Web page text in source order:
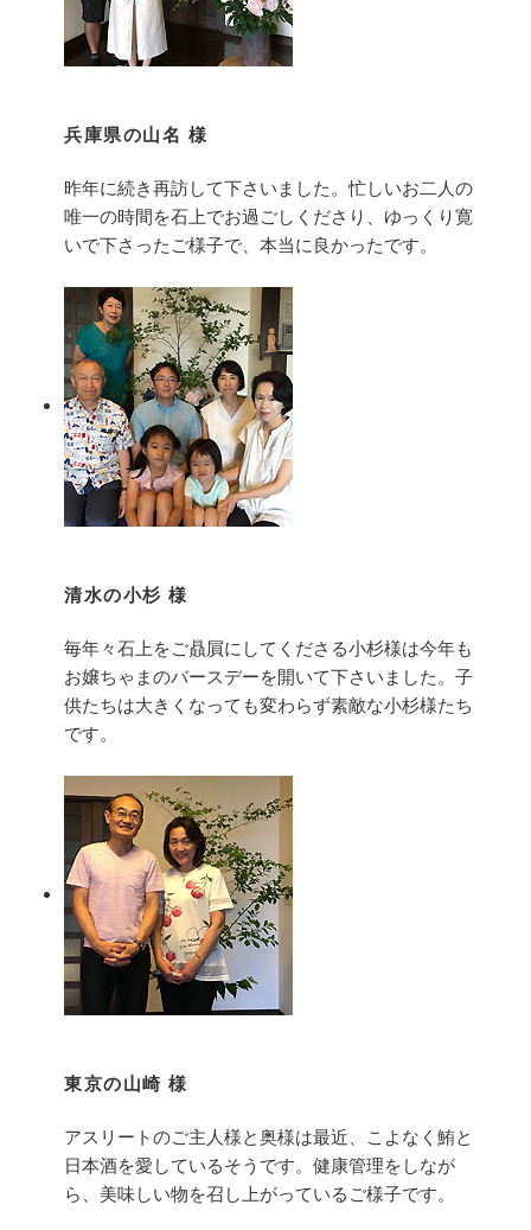
兵庫県の山名 様
昨年に続き再訪して下さいました。忙しいお二人の
唯一の時間を石上でお過ごしくださり、ゆっくり寛
いで下さったご様子で、本当に良かったです。
清水の小杉 様
毎年々石上をご贔屓にしてくださる小杉様は今年も
お嬢ちゃまのバースデーを開いて下さいました。子
供たちは大きくなっても変わらず素敵な小杉様たち
です。
東京の山崎 様
アスリートのご主人様と奥様は最近、こよなく鮪と
日本酒を愛しているそうです。健康管理をしなが
ら、美味しい物を召し上がっているご様子です。